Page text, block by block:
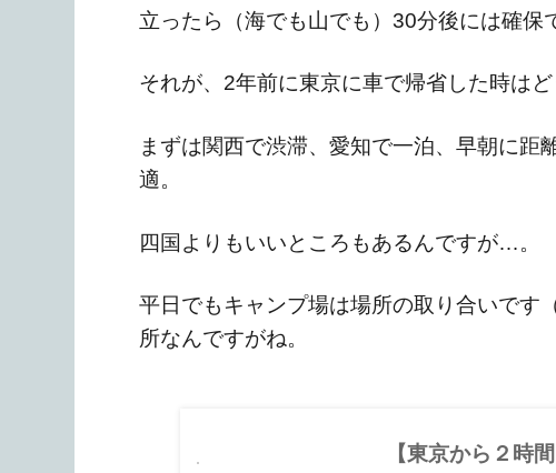
立ったら（海でも山でも）30分後には確保
それが、2年前に東京に車で帰省した時はど
まずは関西で渋滞、愛知で一泊、早朝に距
適。
四国よりもいいところもあるんですが…。
平日でもキャンプ場は場所の取り合いです
所なんですがね。
【東京から２時